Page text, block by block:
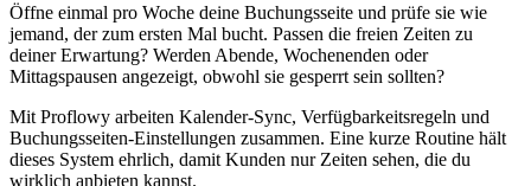
Öffne einmal pro Woche deine Buchungsseite und prüfe sie wie
jemand, der zum ersten Mal bucht. Passen die freien Zeiten zu
deiner Erwartung? Werden Abende, Wochenenden oder
Mittagspausen angezeigt, obwohl sie gesperrt sein sollten?
Mit Proflowy arbeiten Kalender-Sync, Verfügbarkeitsregeln und
Buchungsseiten-Einstellungen zusammen. Eine kurze Routine hält
dieses System ehrlich, damit Kunden nur Zeiten sehen, die du
wirklich anbieten kannst.